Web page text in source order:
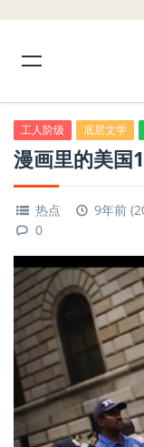
工人阶级 底层文学
漫画里的美国
热点 9年前
0